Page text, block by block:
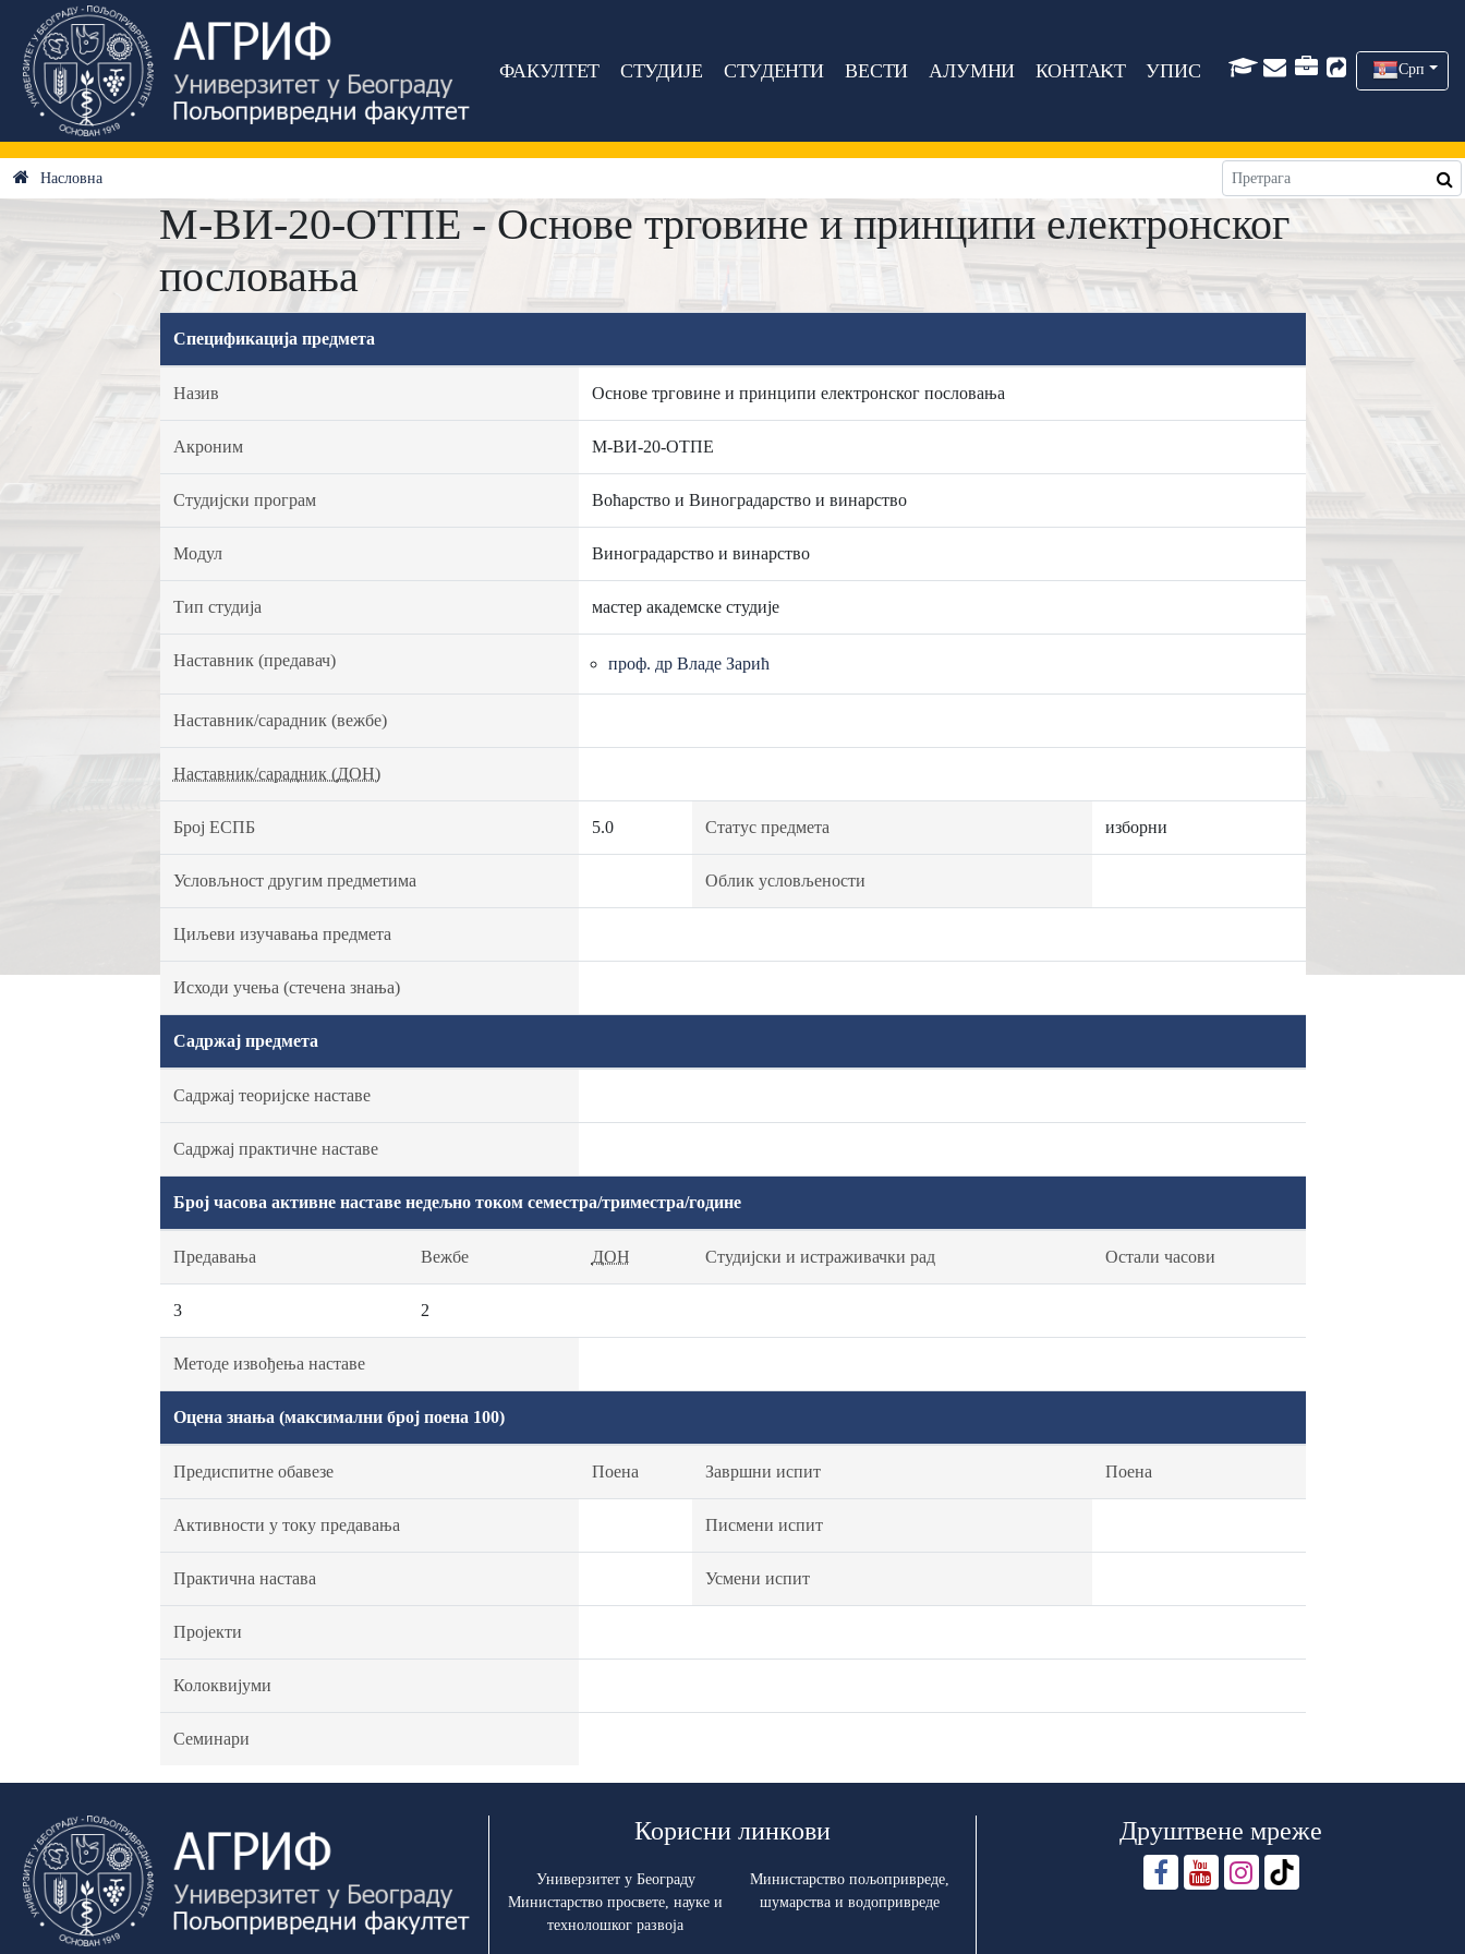
ФАКУЛТЕТ СТУДИЈЕ СТУДЕНТИ ВЕСТИ АЛУМНИ КОНТАКТ УПИС Срп
Насловна
М-ВИ-20-ОТПЕ - Основе трговине и принципи електронског
пословања
Спецификација предмета
Назив Основе трговине и принципи електронског пословања
Акроним М-ВИ-20-ОТПЕ
Студијски програм Воћарство и Виноградарство и винарство
Модул Виноградарство и винарство
Тип студија мастер академске студије
Наставник (предавач) проф. др Владе Зарић
Наставник/сарадник (вежбе)
Наставник/сарадник (ДОН)
Број ЕСПБ 5.0 Статус предмета изборни
Условљност другим предметима Облик условљености
Циљеви изучавања предмета
Исходи учења (стечена знања)
Садржај предмета
Садржај теоријске наставе
Садржај практичне наставе
Број часова активне наставе недељно током семестра/триместра/године
Предавања Вежбе ДОН Студијски и истраживачки рад Остали часови
3 2
Методе извођења наставе
Оцена знања (максимални број поена 100)
Предиспитне обавезе Поена Завршни испит Поена
Активности у току предавања Писмени испит
Практична настава Усмени испит
Пројекти
Колоквијуми
Семинари
Корисни линкови
Универзитет у Београду
Министарство просвете, науке и
технолошког развоја
Министарство пољопривреде,
шумарства и водопривреде
Друштвене мреже